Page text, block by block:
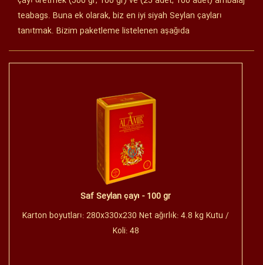
teabags. Buna ek olarak, biz en iyi siyah Seylan çayları
tanıtmak. Bizim paketleme listelenen aşağıda
Saf Seylan çayı - 100 gr
Karton boyutları: 280x330x230 Net ağırlık: 4.8 kg Kutu /
Koli: 48